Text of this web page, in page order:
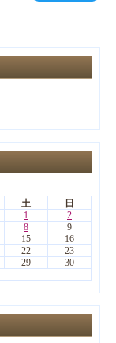
土
日
1
2
8
9
15
16
22
23
29
30